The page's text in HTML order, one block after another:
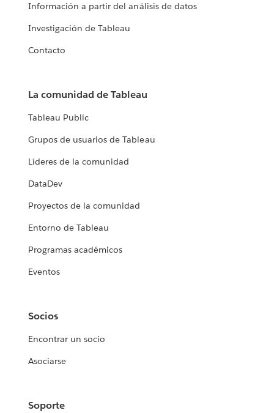
Información a partir del análisis de datos
Investigación de Tableau
Contacto
La comunidad de Tableau
Tableau Public
Grupos de usuarios de Tableau
Líderes de la comunidad
DataDev
Proyectos de la comunidad
Entorno de Tableau
Programas académicos
Eventos
Socios
Encontrar un socio
Asociarse
Soporte